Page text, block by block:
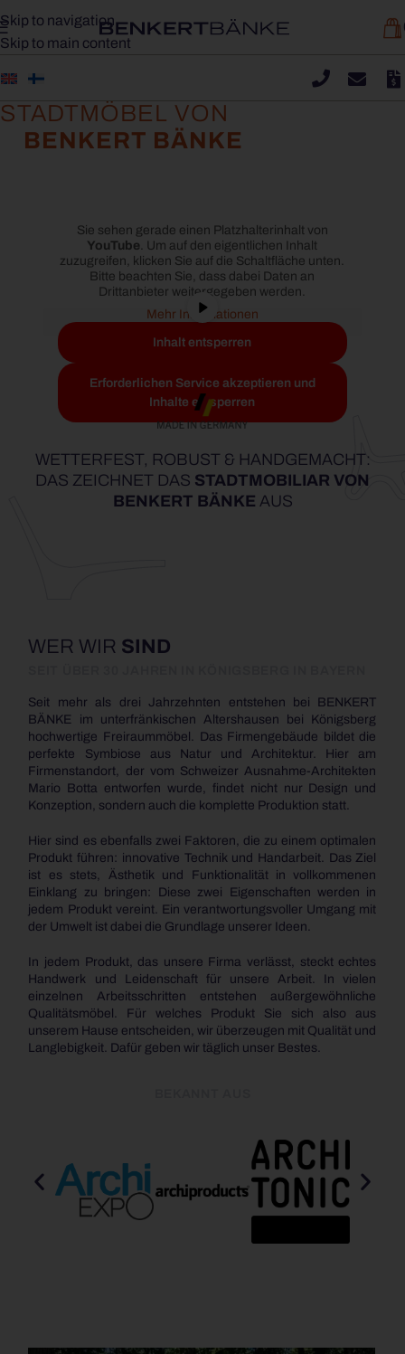
Skip to navigation
Skip to main content
STADTMÖBEL VON
BENKERT BÄNKE
Sie sehen gerade einen Platzhalterinhalt von
YouTube . Um auf den eigentlichen Inhalt
zuzugreifen, klicken Sie auf die Schaltfläche unten.
Bitte beachten Sie, dass dabei Daten an
Drittanbieter weitergegeben werden.
Mehr Informationen
Inhalt entsperren
Erforderlichen Service akzeptieren und
Inhalte entsperren
WETTERFEST, ROBUST & HANDGEMACHT:
DAS ZEICHNET DAS STADTMOBILIAR VON
BENKERT BÄNKE AUS
WER WIR SIND
Seit mehr als drei Jahrzehnten entstehen bei BENKERT
BÄNKE im unterfränkischen Altershausen bei Königsberg
hochwertige Freiraummöbel. Das Firmengebäude bildet die
perfekte Symbiose aus Natur und Architektur. Hier am
Firmenstandort, der vom Schweizer Ausnahme-Architekten
Mario Botta entworfen wurde, findet nicht nur Design und
Konzeption, sondern auch die komplette Produktion statt.
Hier sind es ebenfalls zwei Faktoren, die zu einem optimalen
Produkt führen: innovative Technik und Handarbeit. Das Ziel
ist es stets, Ästhetik und Funktionalität in vollkommenen
Einklang zu bringen: Diese zwei Eigenschaften werden in
jedem Produkt vereint. Ein verantwortungsvoller Umgang mit
der Umwelt ist dabei die Grundlage unserer Ideen.
In jedem Produkt, das unsere Firma verlässt, steckt echtes
Handwerk und Leidenschaft für unsere Arbeit. In vielen
einzelnen Arbeitsschritten entstehen außergewöhnliche
Qualitätsmöbel. Für welches Produkt Sie sich also aus
unserem Hause entscheiden, wir überzeugen mit Qualität und
Langlebigkeit. Dafür geben wir täglich unser Bestes.